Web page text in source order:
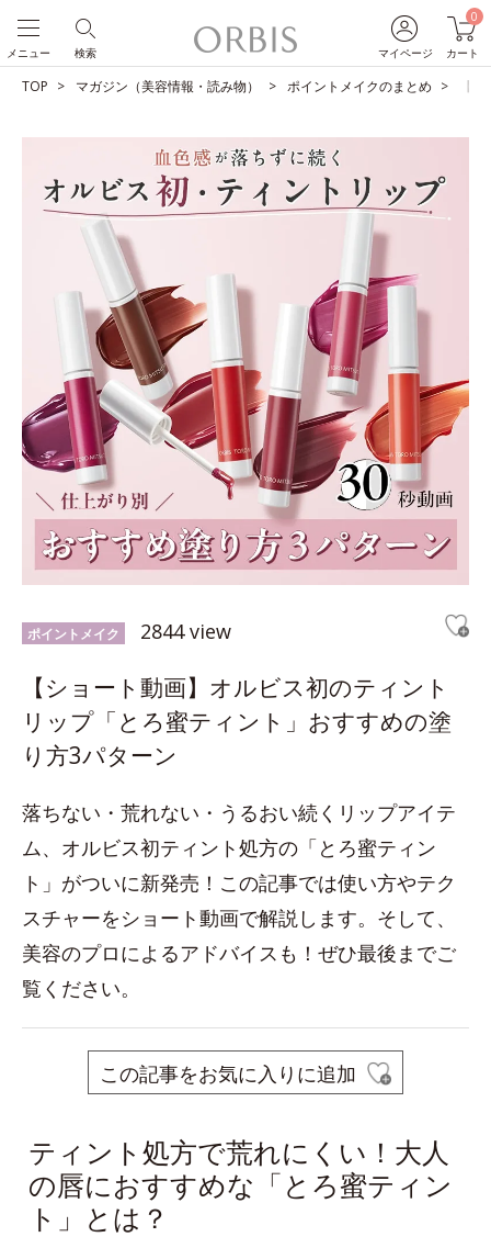
マイページ
0
カート
検索
メニュー
TOP マガジン（美容情報・読み物） ポイントメイクのまとめ 【
ポイントメイク 2844 view
【ショート動画】オルビス初のティント
リップ「とろ蜜ティント」おすすめの塗
り方3パターン
落ちない・荒れない・うるおい続くリップアイテ
ム、オルビス初ティント処方の「とろ蜜ティン
ト」がついに新発売！この記事では使い方やテク
スチャーをショート動画で解説します。そして、
美容のプロによるアドバイスも！ぜひ最後までご
覧ください。
この記事をお気に入りに追加
ティント処方で荒れにくい！大人
の唇におすすめな「とろ蜜ティン
ト」とは？